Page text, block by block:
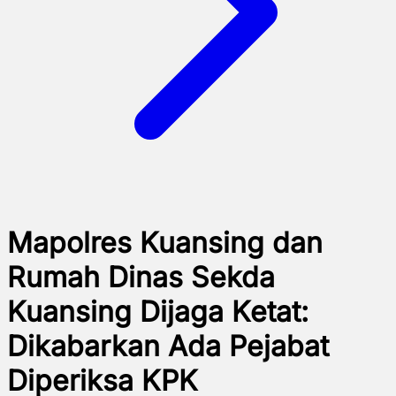
Mapolres Kuansing dan
Rumah Dinas Sekda
Kuansing Dijaga Ketat:
Dikabarkan Ada Pejabat
Diperiksa KPK